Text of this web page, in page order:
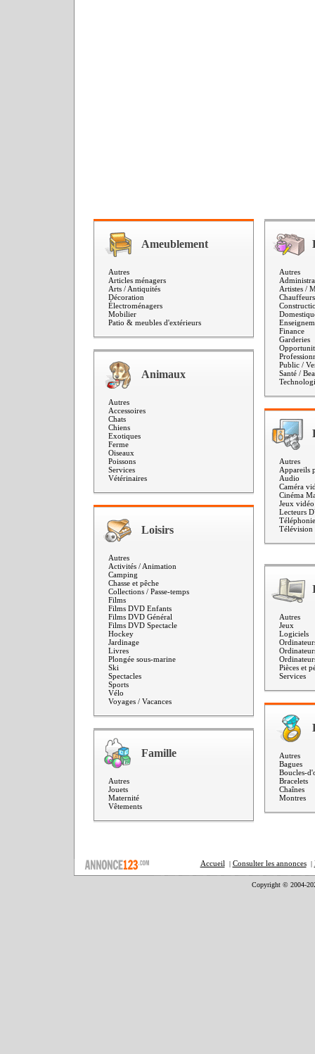
Ameublement
Autres
Articles ménagers
Arts / Antiquités
Décoration
Électroménagers
Mobilier
Patio & meubles d'extérieurs
Animaux
Autres
Accessoires
Chats
Chiens
Exotiques
Ferme
Oiseaux
Poissons
Services
Vétérinaires
Loisirs
Autres
Activités / Animation
Camping
Chasse et pêche
Collections / Passe-temps
Films
Films DVD Enfants
Films DVD Général
Films DVD Spectacle
Hockey
Jardinage
Livres
Plongée sous-marine
Ski
Spectacles
Sports
Vélo
Voyages / Vacances
Famille
Autres
Jouets
Maternité
Vêtements
Autres
Artistes /
Finance
Garderies
Public /
Santé /
Autres
Appareils
Audio
Caméra
Cinéma
Jeux vidéo
Lecteurs
Téléphonie
Télévision
Autres
Jeux
Logiciels
Pièces et
Services
Autres
Bagues
Boucles-
Bracelets
Chaînes
Montres
Accueil | Consulter les annonces|
Copyright © 2004-